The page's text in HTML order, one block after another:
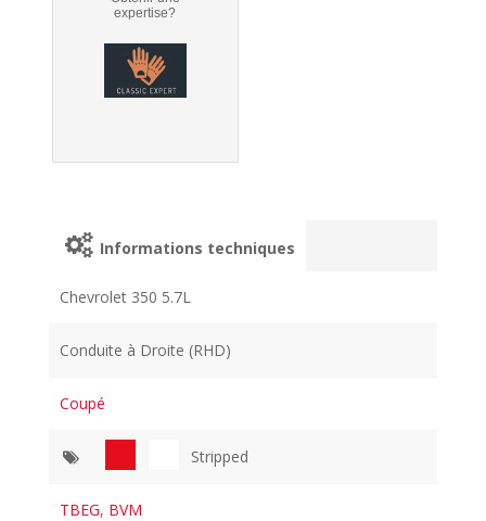
expertise?
Informations techniques
Chevrolet 350 5.7L
Conduite à Droite (RHD)
Coupé
Stripped
TBEG, BVM